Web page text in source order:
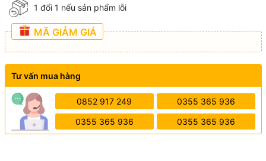
1 đổi 1 nếu sản phẩm lỗi
MÃ GIẢM GIÁ
Tư vấn mua hàng
0852 917 249 0355 365 936
0355 365 936 0355 365 936